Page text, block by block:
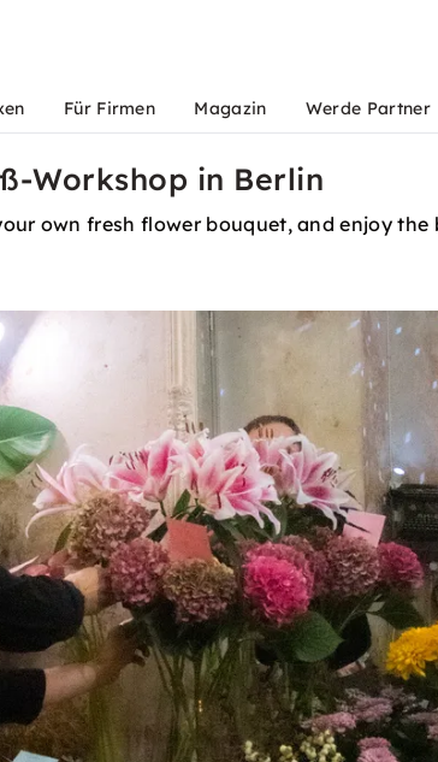
Für Firmen Magazin Werde Partner
Workshop in Berlin
own fresh flower bouquet, and enjoy the